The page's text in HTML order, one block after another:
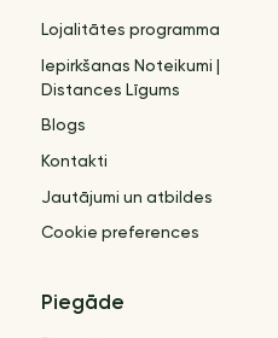
Lojalitātes programma
Iepirkšanas Noteikumi |
Distances Līgums
Blogs
Kontakti
Jautājumi un atbildes
Cookie preferences
Piegāde